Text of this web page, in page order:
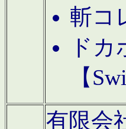
斬コ
ド
【
有限会